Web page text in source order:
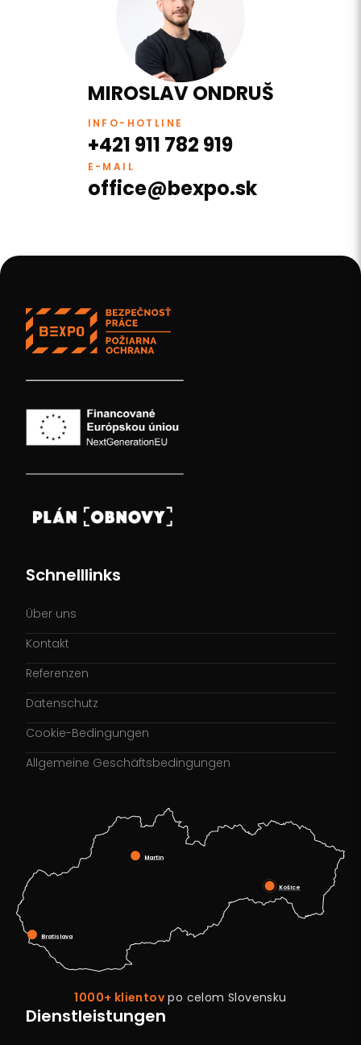
MIROSLAV ONDRUŠ
INFO-HOTLINE
+421 911 782 919
E-MAIL
office@bexpo.sk
Schnelllinks
Über uns
Kontakt
Referenzen
Datenschutz
Cookie-Bedingungen
Allgemeine Geschäftsbedingungen
Bratislava
Martin
Košice
1000+ klientov po celom Slovensku
Dienstleistungen